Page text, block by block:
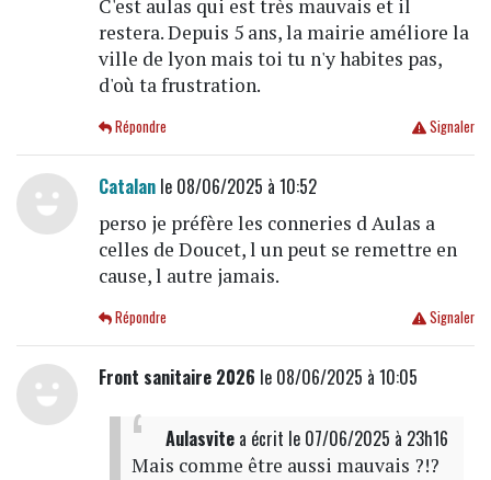
C'est aulas qui est très mauvais et il
restera. Depuis 5 ans, la mairie améliore la
ville de lyon mais toi tu n'y habites pas,
d'où ta frustration.
Signaler
Répondre
Catalanle 08/06/2025 à 10:52
perso je préfère les conneries d Aulas a
celles de Doucet, l un peut se remettre en
cause, l autre jamais.
Signaler
Répondre
Front sanitaire 2026 le 08/06/2025 à 10:05
Aulasvitea écrit le 07/06/2025 à 23h16
Mais comme être aussi mauvais ?!?